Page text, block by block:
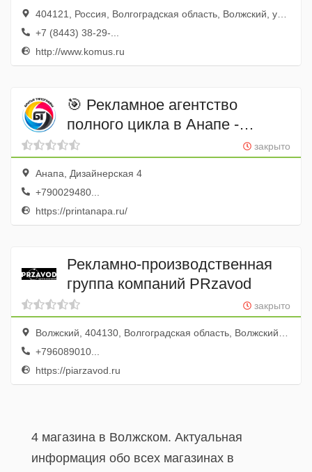
404121, Россия, Волгоградская область, Волжский, улица Машиностроителей, 1В
+7 (8443) 38-29-...
http://www.komus.ru
🎯 Рекламное агентство
полного цикла в Анапе -
«Братья Типографы" 🎯
закрыто
Анапа, Дизайнерская 4
+790029480...
https://printanapa.ru/
Рекламно-производственная
группа компаний PRzavod
закрыто
Волжский, 404130, Волгоградская область, Волжский, пр. Ленина, дом 20В, офис 5, офисный центр "Старая площадь", https://piarzavod.ru
+796089010...
https://piarzavod.ru
4 магазина в Волжском. Актуальная
информация обо всех магазинах в